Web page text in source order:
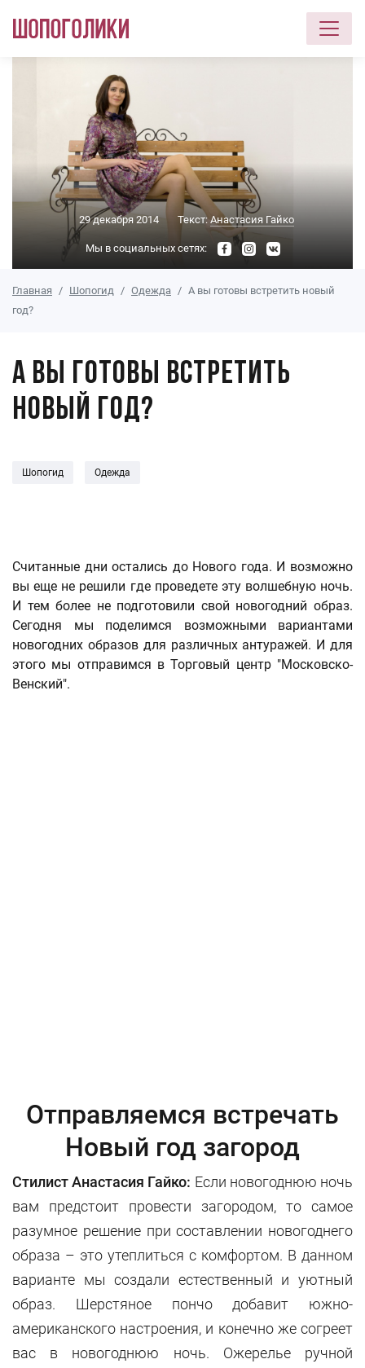
29 декабря 2014 Текст:Анастасия Гайко
Мы в социальных сетях:
Главная Шопогид Одежда
А вы готовы встретить новый
год?
А вы готовы встретить
новый год?
Шопогид Одежда
Считанные дни остались до Нового года. И возможно
вы еще не решили где проведете эту волшебную ночь.
И тем более не подготовили свой новогодний образ.
Сегодня мы поделимся возможными вариантами
новогодних образов для различных антуражей. И для
этого мы отправимся в Торговый центр "Московско-
Венский".
Отправляемся встречать
Новый год загород
Стилист Анастасия Гайко: Если новогоднюю ночь
вам предстоит провести загородом, то самое
разумное решение при составлении новогоднего
образа – это утеплиться с комфортом. В данном
варианте мы создали естественный и уютный
образ. Шерстяное пончо добавит южно-
американского настроения, и конечно же согреет
вас в новогоднюю ночь. Ожерелье ручной